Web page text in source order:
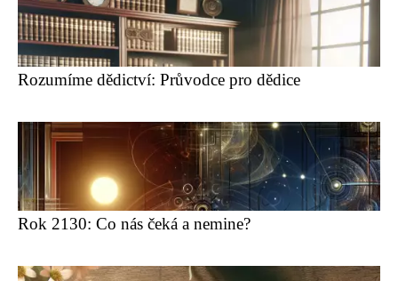
Rozumíme dědictví: Průvodce pro dědice
Rok 2130: Co nás čeká a nemine?